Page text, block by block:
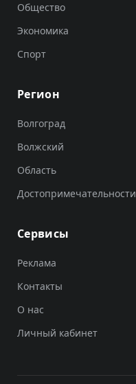
Общество
Экономика
Спорт
Регион
Волгоград
Волжский
Область
Достопримечательности
Сервисы
Реклама
Контакты
О нас
Личный кабинет